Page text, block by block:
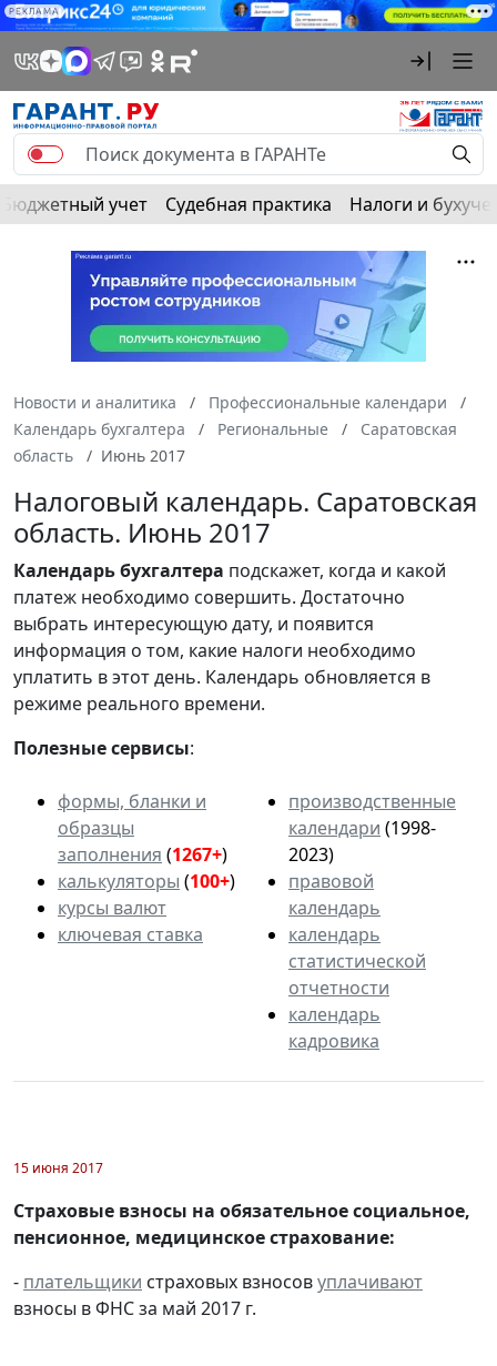
РЕКЛАМА
Бюджетный учет Судебная практика Налоги и
Новости и аналитика
Профессиональные календари
Календарь бухгалтера
Региональные
Саратовская
область
Июнь 2017
Налоговый календарь. Саратовская
область. Июнь 2017
Календарьбухгалтера подскажет, когда и какой
платеж необходимо совершить. Достаточно
выбрать интересующую дату, и появится
информация о том, какие налоги необходимо
уплатить в этот день. Календарь обновляется в
режиме реального времени.
Полезные сервисы:
формы, бланки и
образцы
заполнения (1267+)
калькуляторы (100+)
курсы валют
ключевая ставка
производственные
календари (1998-
2023)
правовой
календарь
календарь
статистической
отчетности
календарь
кадровика
15 июня 2017
Страховые взносы на обязательное социальное,
пенсионное, медицинское страхование:
- плательщики страховых взносовуплачивают
взносы в ФНС за май 2017 г.